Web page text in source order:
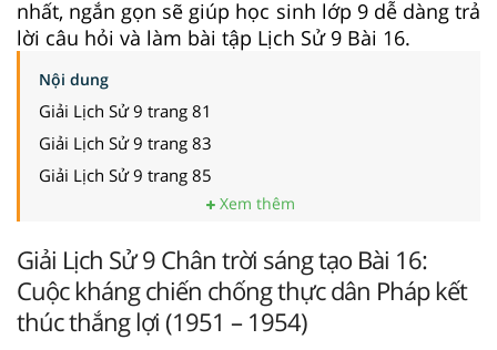
nhất, ngắn gọn sẽ giúp học sinh lớp 9 dễ dàng trả
lời câu hỏi và làm bài tập Lịch Sử 9 Bài 16.
Nội dung
Giải Lịch Sử 9 trang 81
Giải Lịch Sử 9 trang 83
Giải Lịch Sử 9 trang 85
Xem thêm
Giải Lịch Sử 9 Chân trời sáng tạo Bài 16:
Cuộc kháng chiến chống thực dân Pháp kết
thúc thắng lợi (1951 – 1954)